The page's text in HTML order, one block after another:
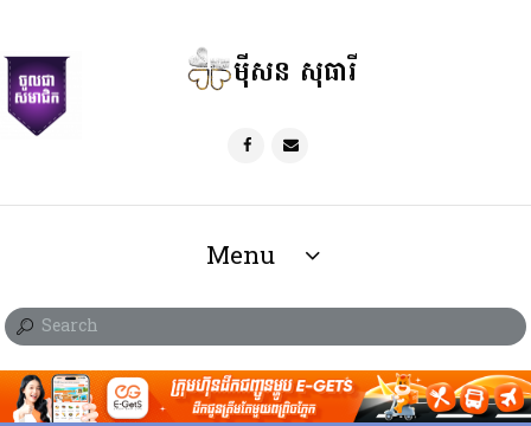
ម៉ីសន សុធារី
Menu